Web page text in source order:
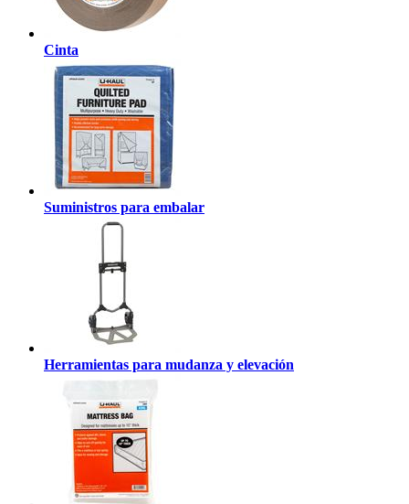
Cinta
Suministros para embalar
Herramientas para mudanza y elevación